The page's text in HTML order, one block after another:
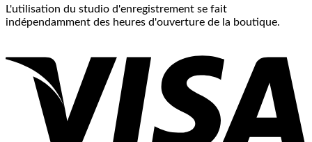
L'utilisation du studio d'enregistrement se fait
indépendamment des heures d'ouverture de la boutique.